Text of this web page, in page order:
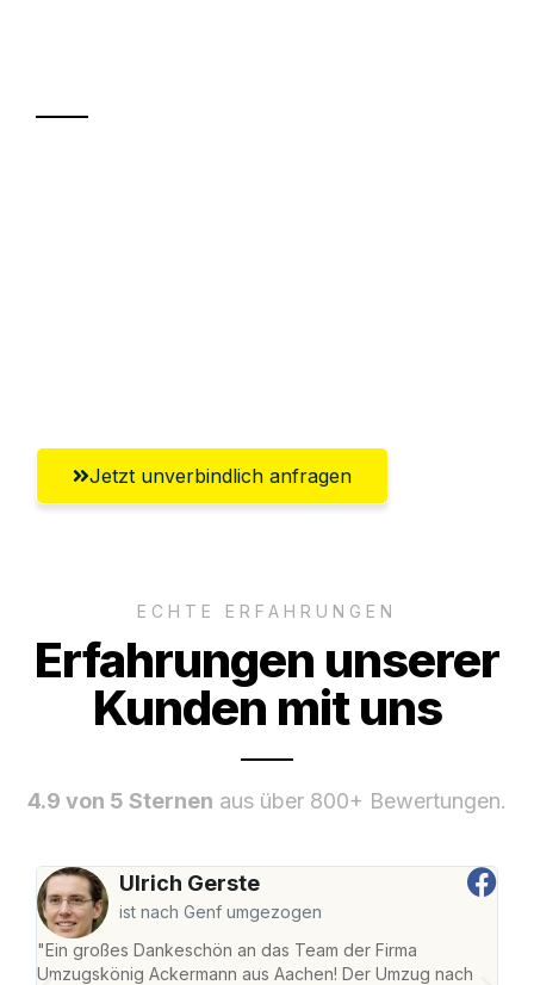
Jetzt unverbindlich anfragen
ECHTE ERFAHRUNGEN
Erfahrungen unserer
Kunden mit uns
4.9 von 5 Sternen aus über 800+ Bewertungen.
Ulrich Gerste
ist nach Genf umgezogen
"Ein großes Dankeschön an das Team der Firma
Umzugskönig Ackermann aus Aachen! Der Umzug nach